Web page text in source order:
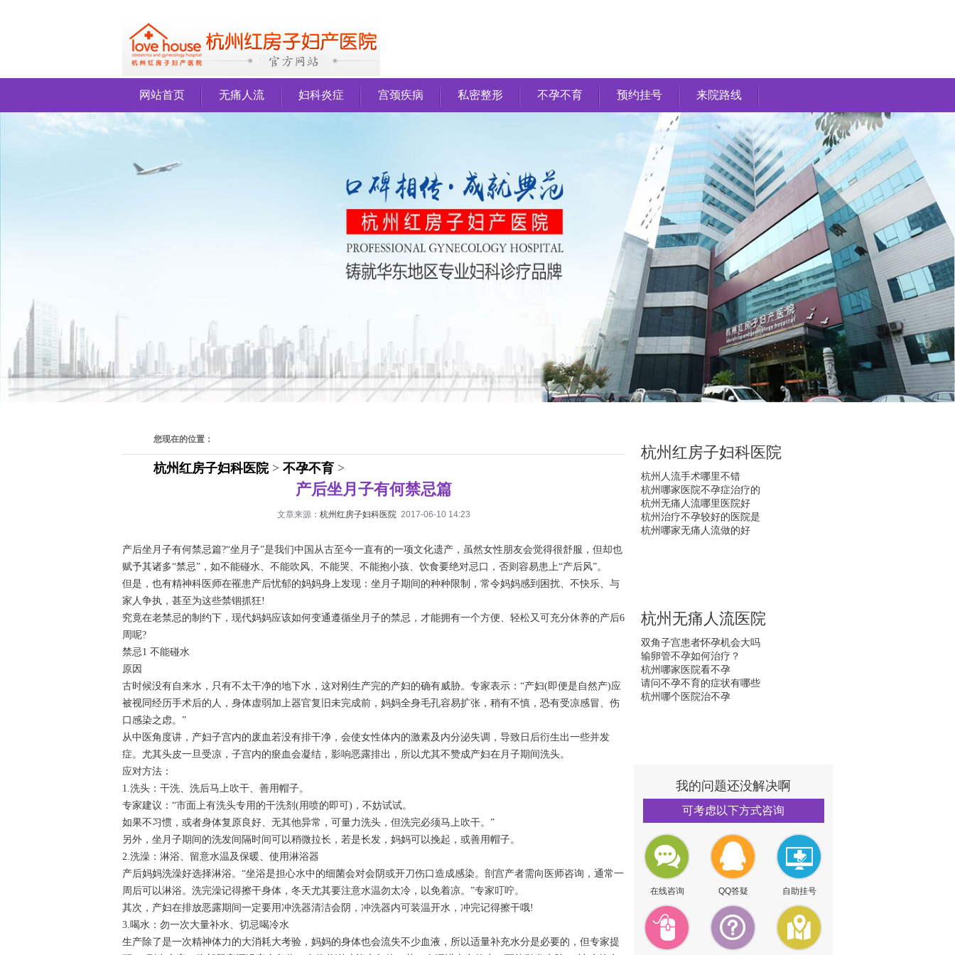
网站首页 无痛人流 妇科炎症 宫颈疾病 私密整形 不孕不育 预约挂号 来院路线
您现在的位置：
杭州红房子妇科医院> 不孕不育 >
产后坐月子有何禁忌篇
文章来源： 杭州红房子妇科医院 2017-06-10 14:23
产后坐月子有何禁忌篇?“坐月子”是我们中国从古至今一直有的一项文化遗产，虽然女性朋友会觉得很舒服，但却也
赋予其诸多“禁忌”，如不能碰水、不能吹风、不能哭、不能抱小孩、饮食要绝对忌口，否则容易患上“产后风”。
但是，也有精神科医师在罹患产后忧郁的妈妈身上发现：坐月子期间的种种限制，常令妈妈感到困扰、不快乐、与
家人争执，甚至为这些禁锢抓狂!
究竟在老禁忌的制约下，现代妈妈应该如何变通遵循坐月子的禁忌，才能拥有一个方便、轻松又可充分休养的产后6
周呢?
禁忌1 不能碰水
原因
古时候没有自来水，只有不太干净的地下水，这对刚生产完的产妇的确有威胁。专家表示：“产妇(即便是自然产)应
被视同经历手术后的人，身体虚弱加上器官复旧未完成前，妈妈全身毛孔容易扩张，稍有不慎，恐有受凉感冒、伤
口感染之虑。”
从中医角度讲，产妇子宫内的废血若没有排干净，会使女性体内的激素及内分泌失调，导致日后衍生出一些并发
症。尤其头皮一旦受凉，子宫内的瘀血会凝结，影响恶露排出，所以尤其不赞成产妇在月子期间洗头。
应对方法：
1.洗头：干洗、洗后马上吹干、善用帽子。
专家建议：“市面上有洗头专用的干洗剂(用喷的即可)，不妨试试。
如果不习惯，或者身体复原良好、无其他异常，可量力洗头，但洗完必须马上吹干。”
另外，坐月子期间的洗发间隔时间可以稍微拉长，若是长发，妈妈可以挽起，或善用帽子。
2.洗澡：淋浴、留意水温及保暖、使用淋浴器
产后妈妈洗澡好选择淋浴。“坐浴是担心水中的细菌会对会阴或开刀伤口造成感染。剖宫产者需向医师咨询，通常一
周后可以淋浴。洗完澡记得擦干身体，冬天尤其要注意水温勿太冷，以免着凉。”专家叮咛。
其次，产妇在排放恶露期间一定要用冲洗器清洁会阴，冲洗器内可装温开水，冲完记得擦干哦!
3.喝水：勿一次大量补水、切忌喝冷水
生产除了是一次精神体力的大消耗大考验，妈妈的身体也会流失不少血液，所以适量补充水分是必要的，但专家提
杭州红房子妇科医院
杭州人流手术哪里不错
杭州哪家医院不孕症治疗的
杭州无痛人流哪里医院好
杭州治疗不孕较好的医院是
杭州哪家无痛人流做的好
杭州无痛人流医院
双角子宫患者怀孕机会大吗
输卵管不孕如何治疗？
杭州哪家医院看不孕
请问不孕不育的症状有哪些
杭州哪个医院治不孕
我的问题还没解决啊
可考虑以下方式咨询
在线咨询 QQ答疑 自助挂号